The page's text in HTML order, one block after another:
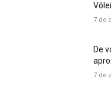
7 de
De
7 de